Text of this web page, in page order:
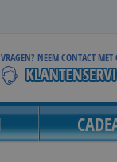
VRAGEN? NEEM CONTACT MET